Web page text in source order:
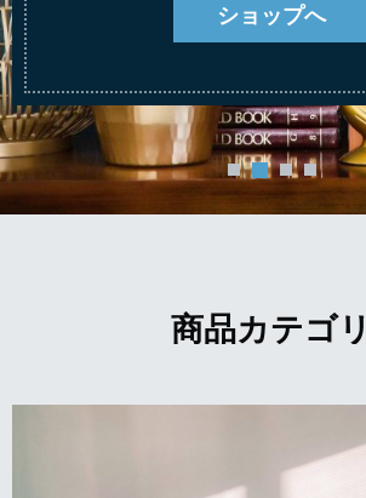
ショップへ
商品カテゴリ